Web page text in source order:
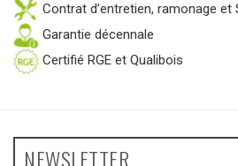
Contrat d’entretien, ramonage et
Garantie décennale
Certifié RGE et Qualibois
NEWSLETTER